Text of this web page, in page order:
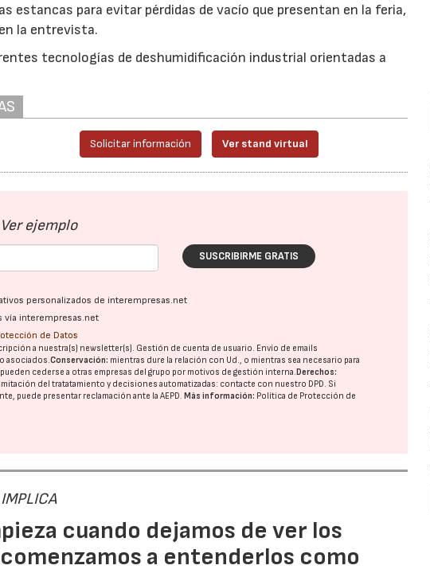
estancas para evitar pérdidas de vacío que presentan en la feria,
la entrevista.
tecnologías de deshumidificación industrial orientadas a
Solicitar información Ver stand virtual
Ver ejemplo
SUSCRIBIRME GRATIS
personalizados de interempresas.net
vía interempresas.net
de Datos
a nuestra(s) newsletter(s). Gestión de cuenta de usuario. Envío de emails
asociados.Conservación: mientras dure la relación con Ud., o mientras sea necesario para
cederse a otras empresas del grupo por motivos de gestión interna. Derechos:
del tratatamiento y decisiones automatizadas: contacte con nuestro DPD. Si
puede presentar reclamación ante laAEPD. Más información: Política de Protección de
cuando dejamos de ver los
a entenderlos como